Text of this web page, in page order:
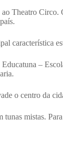
Theatro
característica
–
o centro da
mistas.